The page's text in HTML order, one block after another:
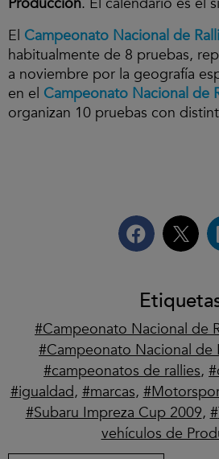
El Campeonato Nacional de
habitualmente de 8 pruebas,
a noviembre por la geografía
en el Campeonato Nacional de
organizan 10 pruebas con
Campeonato Nacional de
Campeonato Nacional de
campeonatos de rallies,
igualdad, marcas,
Subaru Impreza Cup 2009,
vehículos de